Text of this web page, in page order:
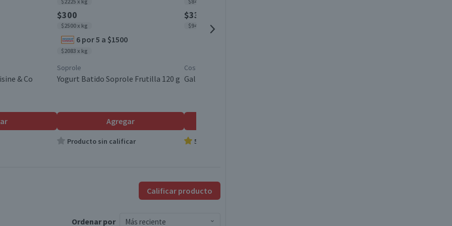
0
15,3
0,2
& Co
$300
$2500 x kg
6 por 5 a $1500
$2083 x kg
Soprole
Yogurt Batido Soprole Frutilla 120 g
Agregar
Producto sin calificar
$330
$9429 x kg
Costa
Galletas Mini Choco Chips 35 g
5.0
Calificar producto
Ordenar por Más reciente